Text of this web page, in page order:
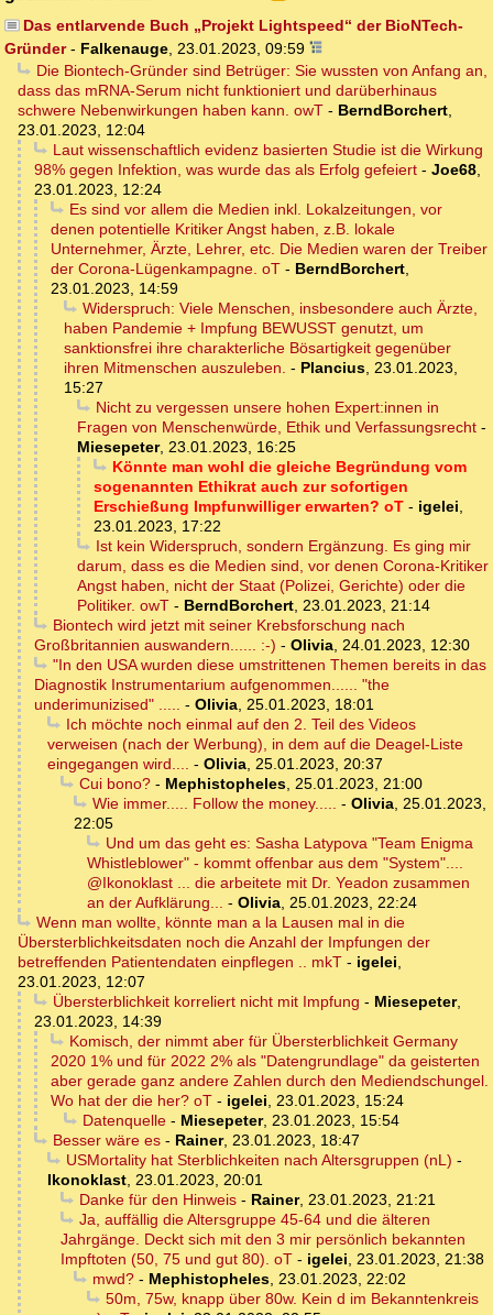
Das entlarvende Buch „Projekt Lightspeed“ der BioNTech-
Gründer- Falkenauge, 23.01.2023, 09:59
Die Biontech-Gründer sind Betrüger: Sie wussten von Anfang an,
dass das mRNA-Serum nicht funktioniert und darüberhinaus
schwere Nebenwirkungen haben kann. owT - BerndBorchert,
23.01.2023, 12:04
Laut wissenschaftlich evidenz basierten Studie ist die Wirkung
98% gegen Infektion, was wurde das als Erfolg gefeiert - Joe68,
23.01.2023, 12:24
Es sind vor allem die Medien inkl. Lokalzeitungen, vor
denen potentielle Kritiker Angst haben, z.B. lokale
Unternehmer, Ärzte, Lehrer, etc. Die Medien waren der Treiber
der Corona-Lügenkampagne. oT - BerndBorchert,
23.01.2023, 14:59
Widerspruch: Viele Menschen, insbesondere auch Ärzte,
haben Pandemie + Impfung BEWUSST genutzt, um
sanktionsfrei ihre charakterliche Bösartigkeit gegenüber
ihren Mitmenschen auszuleben. - Plancius, 23.01.2023,
15:27
Nicht zu vergessen unsere hohen Expert:innen in
Fragen von Menschenwürde, Ethik und Verfassungsrecht -
Miesepeter, 23.01.2023, 16:25
Könnte man wohl die gleiche Begründung vom
sogenannten Ethikrat auch zur sofortigen
Erschießung Impfunwilliger erwarten? oT - igelei,
23.01.2023, 17:22
Ist kein Widerspruch, sondern Ergänzung. Es ging mir
darum, dass es die Medien sind, vor denen Corona-Kritiker
Angst haben, nicht der Staat (Polizei, Gerichte) oder die
Politiker. owT - BerndBorchert, 23.01.2023, 21:14
Biontech wird jetzt mit seiner Krebsforschung nach
Großbritannien auswandern...... :-) - Olivia, 24.01.2023, 12:30
"In den USA wurden diese umstrittenen Themen bereits in das
Diagnostik Instrumentarium aufgenommen...... "the
underimunizised" ..... - Olivia, 25.01.2023, 18:01
Ich möchte noch einmal auf den 2. Teil des Videos
verweisen (nach der Werbung), in dem auf die Deagel-Liste
eingegangen wird.... - Olivia, 25.01.2023, 20:37
Cui bono?- Mephistopheles, 25.01.2023, 21:00
Wie immer..... Follow the money..... - Olivia, 25.01.2023,
22:05
Und um das geht es: Sasha Latypova "Team Enigma
Whistleblower" - kommt offenbar aus dem "System"....
@Ikonoklast ... die arbeitete mit Dr. Yeadon zusammen
an der Aufklärung... - Olivia, 25.01.2023, 22:24
Wenn man wollte, könnte man a la Lausen mal in die
Übersterblichkeitsdaten noch die Anzahl der Impfungen der
betreffenden Patientendaten einpflegen .. mkT - igelei,
23.01.2023, 12:07
Übersterblichkeit korreliert nicht mit Impfung - Miesepeter,
23.01.2023, 14:39
Komisch, der nimmt aber für Übersterblichkeit Germany
2020 1% und für 2022 2% als "Datengrundlage" da geisterten
aber gerade ganz andere Zahlen durch den Mediendschungel.
Wo hat der die her? oT - igelei, 23.01.2023, 15:24
Datenquelle- Miesepeter, 23.01.2023, 15:54
Besser wäre es- Rainer, 23.01.2023, 18:47
USMortality hat Sterblichkeiten nach Altersgruppen (nL) -
Ikonoklast, 23.01.2023, 20:01
Danke für den Hinweis- Rainer, 23.01.2023, 21:21
Ja, auffällig die Altersgruppe 45-64 und die älteren
Jahrgänge. Deckt sich mit den 3 mir persönlich bekannten
Impftoten (50, 75 und gut 80). oT - igelei, 23.01.2023, 21:38
mwd?- Mephistopheles, 23.01.2023, 22:02
50m, 75w, knapp über 80w. Kein d im Bekanntenkreis